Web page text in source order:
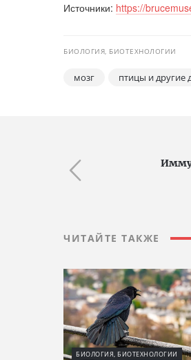
Источники: https://
БИОЛОГИЯ, БИОТЕХНОЛОГИИ
мозг птицы и другие
ЧИТАЙТЕ ТАКЖЕ
БИОЛОГИЯ, БИОТЕХНОЛОГИИ